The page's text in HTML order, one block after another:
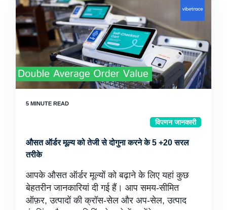
विपणन जानकारी
औसत ऑर्डर मूल्य को तेजी से दोगुना करने के 5 +20 सरल
तरीके
आपके औसत ऑर्डर मूल्यों को बढ़ाने के लिए यहां कुछ
बेहतरीन जानकारियां दी गई हैं। आप समय-सीमित
ऑफ़र, उत्पादों की क्रॉस-सेल और अप-सेल, उत्पाद